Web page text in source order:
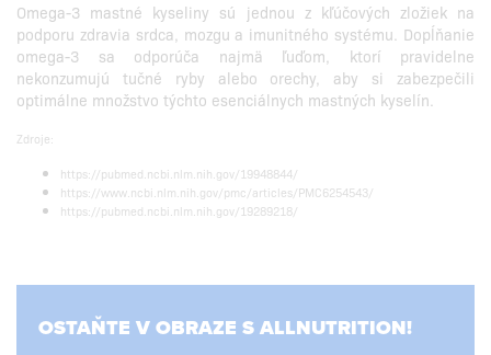
Omega-3 mastné kyseliny sú jednou z kľúčových zložiek na
podporu zdravia srdca, mozgu a imunitného systému. Dopĺňanie
omega-3 sa odporúča najmä ľuďom, ktorí pravidelne
nekonzumujú tučné ryby alebo orechy, aby si zabezpečili
optimálne množstvo týchto esenciálnych mastných kyselín.
Zdroje:
https://pubmed.ncbi.nlm.nih.gov/19948844/
https://www.ncbi.nlm.nih.gov/pmc/articles/PMC6254543/
https://pubmed.ncbi.nlm.nih.gov/19289218/
OSTAŇTE V OBRAZE S ALLNUTRITION!